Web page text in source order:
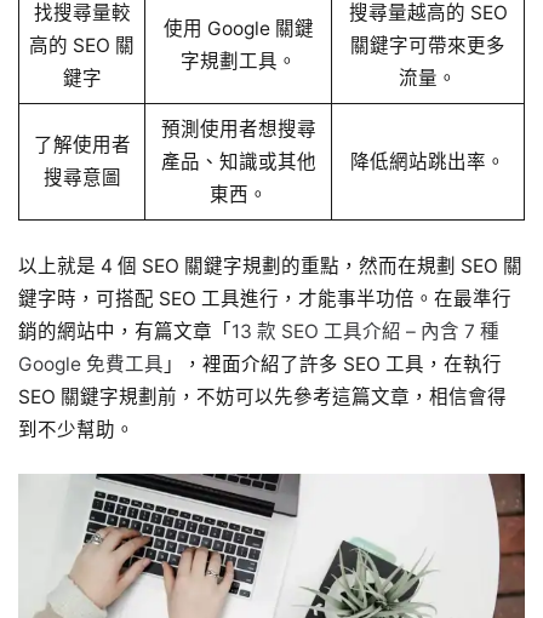
找搜尋量較
高的 SEO 關
鍵字
使用 Google 關鍵
字規劃工具。
搜尋量越高的 SEO
關鍵字可帶來更多
流量。
了解使用者
搜尋意圖
預測使用者想搜尋
產品、知識或其他
東西。
降低網站跳出率。
以上就是 4 個 SEO 關鍵字規劃的重點，然而在規劃 SEO 關
鍵字時，可搭配 SEO 工具進行，才能事半功倍。在最準行
銷的網站中，有篇文章「 13 款 SEO 工具介紹 – 內含 7 種
Google 免費工具 」，裡面介紹了許多 SEO 工具，在執行
SEO 關鍵字規劃前，不妨可以先參考這篇文章，相信會得
到不少幫助。